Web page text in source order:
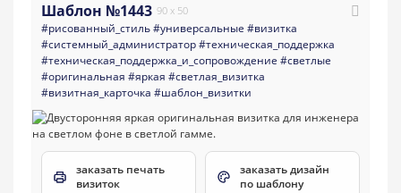
Шаблон №1443 90 x 50
#рисованный_стиль#универсальные #визитка
#системный_администратор#техническая_поддержка
#техническая_поддержка_и_сопровождение #светлые
#оригинальная #яркая #светлая_визитка
#визитная_карточка #шаблон_визитки
заказать печать
визиток
заказать дизайн
по шаблону